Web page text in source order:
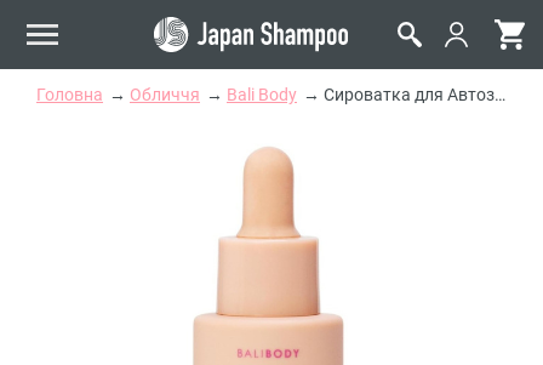
Головна Обличчя Bali Body Сироватка для Автозасмаги для Обличчя Bali Body Face Tan Serum